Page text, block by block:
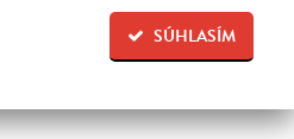
SÚHLASÍM
(1718-1776) a jeho